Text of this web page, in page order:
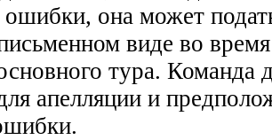
ошибки, она может
виде во
тура. Команда
апелляции и